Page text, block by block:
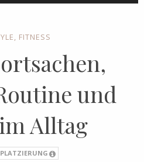
, FITNESS
und
Alltag